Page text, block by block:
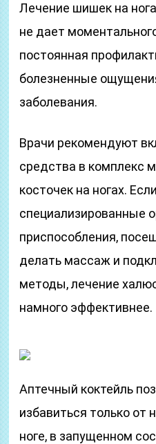
Лечение шишек на
не дает
постоянная
болезненные
заболевания.
Врачи рекомендуют
средства в комплекс
косточек на ногах.
специализированные
приспособления,
делать массаж и
методы, лечение
намного эффективнее.
Аптечный коктейль
избавиться только от
ноге, в запущенном